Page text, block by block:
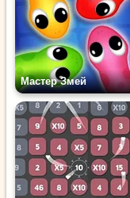
Мастер Змей